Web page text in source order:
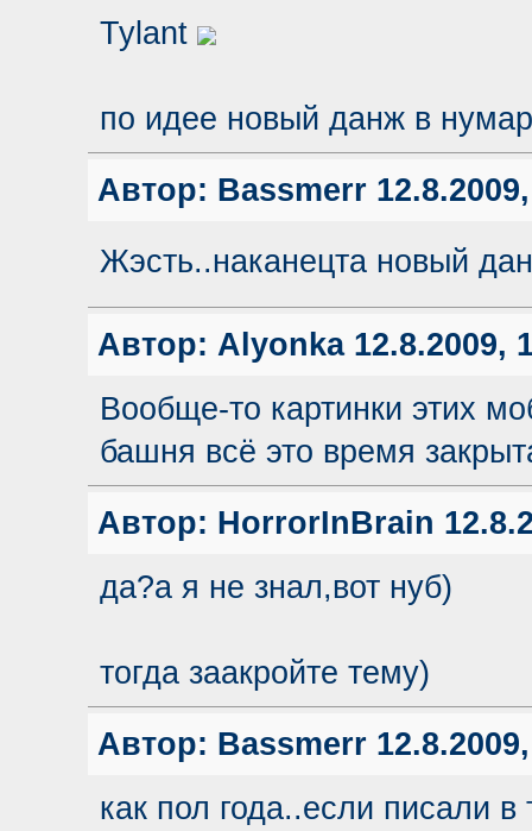
Tylant
по идее новый данж в
Автор: Bassmerr
Жэсть..наканецта новый
Автор: Alyonka12.8.2009,
Вообще-то картинки этих
башня всё это время
Автор: HorrorInBrain
да?а я не знал,вот нуб)
тогда заакройте тему)
Автор: Bassmerr
как пол года..если писали